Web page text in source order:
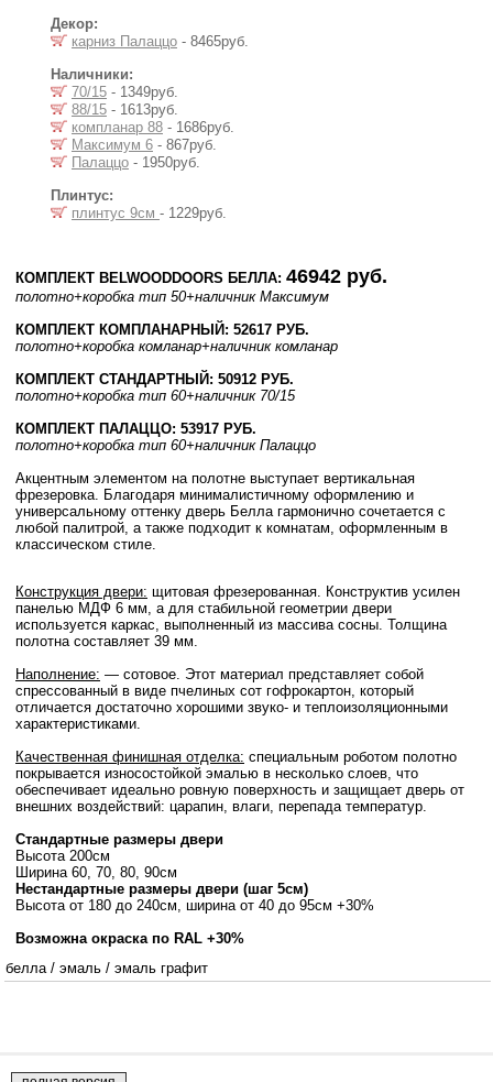
Декор:
карниз Палаццо - 8465руб.
Наличники:
70/15 - 1349руб.
88/15 - 1613руб.
компланар 88 - 1686руб.
Максимум 6 - 867руб.
Палаццо - 1950руб.
Плинтус:
плинтус 9см - 1229руб.
КОМПЛЕКТ BELWOODDOORS БЕЛЛА: 46942 руб.
полотно+коробка тип 50+наличник Максимум
КОМПЛЕКТ КОМПЛАНАРНЫЙ: 52617 РУБ.
полотно+коробка комланар+наличник комланар
КОМПЛЕКТ СТАНДАРТНЫЙ: 50912 РУБ.
полотно+коробка тип 60+наличник 70/15
КОМПЛЕКТ ПАЛАЦЦО: 53917 РУБ.
полотно+коробка тип 60+наличник Палаццо
Акцентным элементом на полотне выступает вертикальная
фрезеровка. Благодаря минималистичному оформлению и
универсальному оттенку дверь Белла гармонично сочетается с
любой палитрой, а также подходит к комнатам, оформленным в
классическом стиле.
Конструкция двери: щитовая фрезерованная. Конструктив усилен
панелью МДФ 6 мм, а для стабильной геометрии двери
используется каркас, выполненный из массива сосны. Толщина
полотна составляет 39 мм.
Наполнение: — сотовое. Этот материал представляет собой
спрессованный в виде пчелиных сот гофрокартон, который
отличается достаточно хорошими звуко- и теплоизоляционными
характеристиками.
Качественная финишная отделка: специальным роботом полотно
покрывается износостойкой эмалью в несколько слоев, что
обеспечивает идеально ровную поверхность и защищает дверь от
внешних воздействий: царапин, влаги, перепада температур.
Стандартные размеры двери
Высота 200см
Ширина 60, 70, 80, 90см
Нестандартные размеры двери (шаг 5см)
Высота от 180 до 240см, ширина от 40 до 95см +30%
Возможна окраска по RAL +30%
белла/ эмаль / эмаль графит